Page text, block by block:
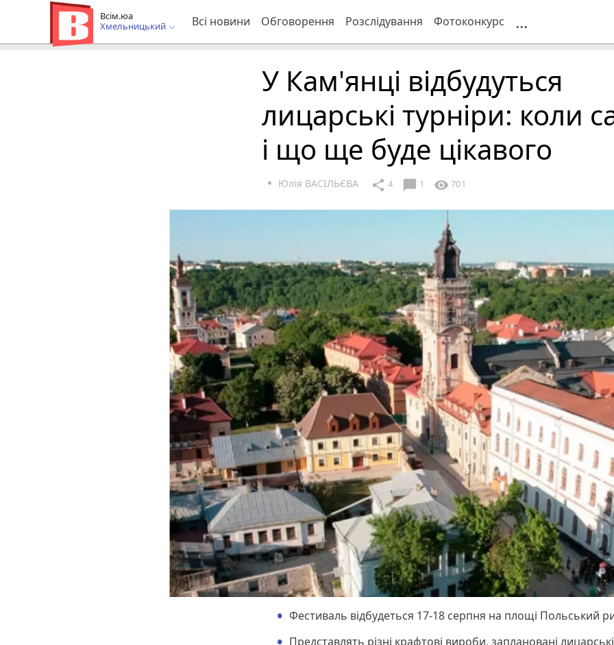
Всім.юа
Хмельницький
Всі новини Обговорення Розслідування Фотоконкурс ...
У Кам'янці відбудуться
лицарські турніри: коли
і що ще буде цікавого
Юлія ВАСІЛЬЄВА share 4 chat_bubble 1 visibility 701
Фестиваль відбудеться 17-18 серпня на площі Польський
Представлять різні крафтові вироби, заплановані лицарські